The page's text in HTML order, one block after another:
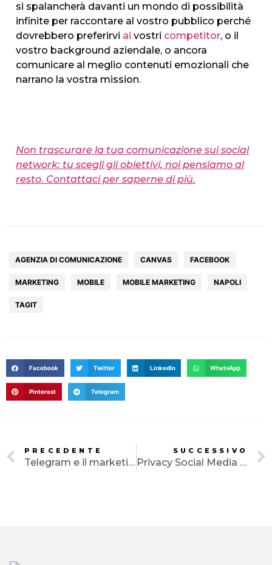
si spalancherà davanti un mondo di possibilità
infinite per raccontare al vostro pubblico perché
dovrebbero preferirvi ai vostri competitor, o il
vostro background aziendale, o ancora
comunicare al meglio contenuti emozionali che
narrano la vostra mission.
Non trascurare la tua comunicazione sui social
network: tu scegli gli obiettivi, noi pensiamo al
resto. Contattaci per saperne di più.
AGENZIA DI COMUNICAZIONE CANVAS FACEBOOK
MARKETING MOBILE MOBILE MARKETING NAPOLI
TAGIT
Facebook Twitter LinkedIn WhatsApp
Pinterest Telegram
PRECEDENTE
Telegram e il marketing
SUCCESSIVO
Privacy Social Media -Crittografia end-to-end di WhatsApp
PORTFOLIO
CLIENTI
CONTATTI